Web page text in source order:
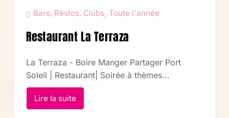
Bars, Restos, Clubs, Toute l'année
Restaurant La Terraza
La Terraza - Boire Manger Partager Port
Soleil | Restaurant| Soirée à thèmes...
Lire la suite